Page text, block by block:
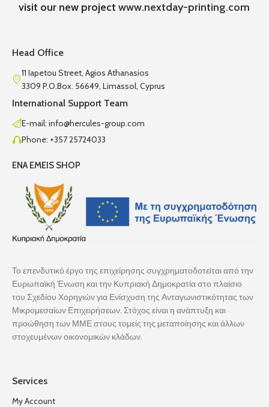
visit our new projectwww.nextday-printing.com
Head Office
11 Iapetou Street, Agios Athanasios
3309 P.O.Box. 56649, Limassol, Cyprus
International Support Team
E-mail: info@hercules-group.com
Phone: +357 25724033
ENA EMEIS SHOP
Το επενδυτικό έργο της επιχείρησης συγχρηματοδοτείται από την
Ευρωπαϊκή Ένωση και την Κυπριακή Δημοκρατία στο πλαίσιο
του Σχεδίου Χορηγιών για Ενίσχυση της Ανταγωνιστικότητας των
Μικρομεσαίων Επιχειρήσεων. Στόχος είναι η ανάπτυξη και
προώθηση των ΜΜΕ στους τομείς της μεταποίησης και άλλων
στοχευμένων οικονομικών κλάδων.
Services
My Account